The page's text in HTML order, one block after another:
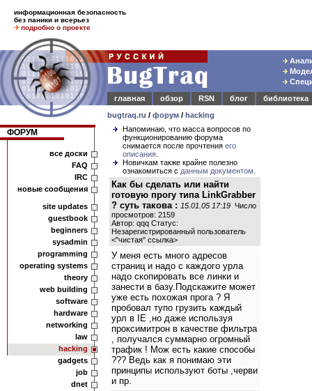
информационная безопасность
без паники и всерьез
подробно о проекте
главная
обзор RSN блог
библиотека
bugtraq.ru / форум / hacking
ФОРУМ
все доски
FAQ
IRC
новые сообщения
site updates
guestbook
beginners
sysadmin
programming
operating systems
theory
web building
software
hardware
networking
law
hacking
gadgets
job
dnet
Напоминаю, что масса вопросов по
функционированию форума
снимается после прочтения его
описания
Новичкам также крайне полезно
ознакомиться с данным документом
Как бы сделать или найти
готовую прогу типа LinkGrabber
? суть такова : 15.01.05 17:19 Число
просмотров: 2159
Автор: qqq Статус:
Незарегистрированный пользователь
<"чистая" ссылка>
У меня есть много адресов
страниц и надо с каждого урла
надо скопировать все линки и
занести в базу.Подскажите может
уже есть похожая прога ? Я
пробовал тупо грузить каждый
урл в IE ,но даже используя
проксимитрон в качестве фильтра
, получался суммарно огромный
трафик ! Мож есть какие способы
??? Ведь как я понимаю эти
принципы используют боты ,черви
и пр.